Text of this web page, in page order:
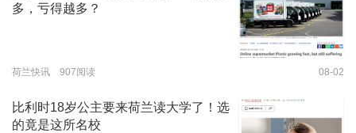
多，亏得越多？
荷兰快讯 907阅读 08-02
比利时18岁公主要来荷兰读大学了！选
的竟是这所名校